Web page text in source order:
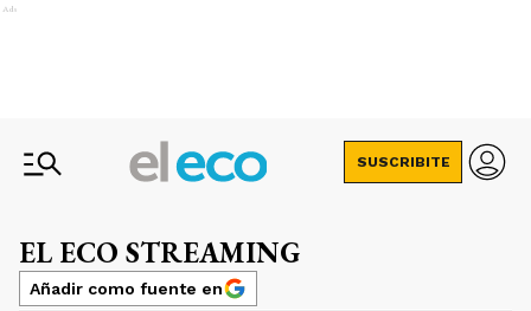
Ads
SUSCRIBITE
EL ECO STREAMING
Añadir como fuente en